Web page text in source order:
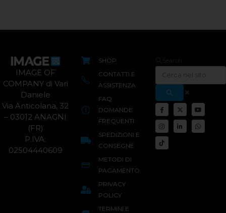
IMAGE OF
COMPANY di Vari
Daniele
Via Anticolana, 32
– 03012 ANAGNI
(FR)
P.IVA:
02504440609
SHOP
CONTATTI E
ASSISTENZA
FAQ
DOMANDE
FREQUENTI
SPEDIZIONI E
CONSEGNE
METODI DI
PAGAMENTO
PRIVACY
POLICY
TERMINI E